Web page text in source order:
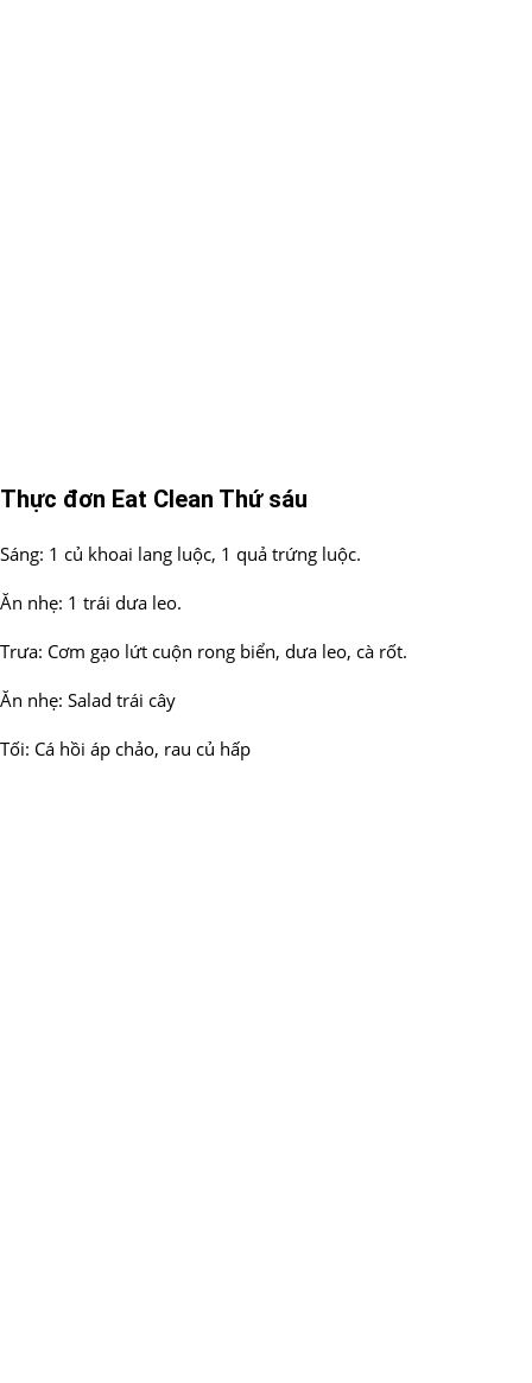
Thực đơn Eat Clean Thứ sáu
Sáng: 1 củ khoai lang luộc, 1 quả trứng luộc.
Ăn nhẹ: 1 trái dưa leo.
Trưa: Cơm gạo lứt cuộn rong biển, dưa leo, cà rốt.
Ăn nhẹ: Salad trái cây
Tối: Cá hồi áp chảo, rau củ hấp